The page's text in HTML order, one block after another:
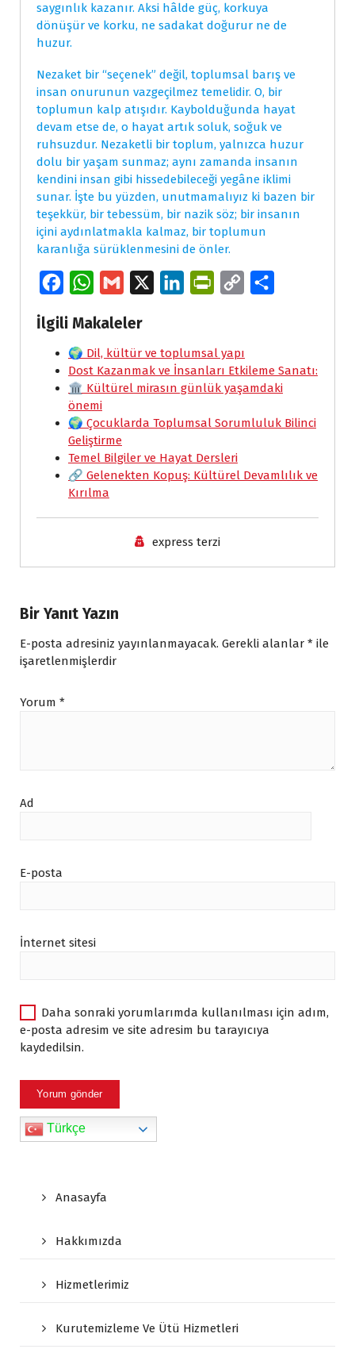
saygınlık kazanır. Aksi hâlde güç, korkuya
dönüşür ve korku, ne sadakat doğurur ne de
huzur.
Nezaket bir “seçenek” değil, toplumsal barış ve
insan onurunun vazgeçilmez temelidir. O, bir
toplumun kalp atışıdır. Kaybolduğunda hayat
devam etse de, o hayat artık soluk, soğuk ve
ruhsuzdur. Nezaketli bir toplum, yalnızca huzur
dolu bir yaşam sunmaz; aynı zamanda insanın
kendini insan gibi hissedebileceği yegâne iklimi
sunar. İşte bu yüzden, unutmamalıyız ki bazen bir
teşekkür, bir tebessüm, bir nazik söz; bir insanın
içini aydınlatmakla kalmaz, bir toplumun
karanlığa sürüklenmesini de önler.
c
e
b
o
o
k
W
a
t
s
A
p
p
a
i
l
k
e
I
n
t
r
e
d
l
y
L
n
e
İlgili Makaleler
🌍 Dil, kültür ve toplumsal yapı
Dost Kazanmak ve İnsanları Etkileme Sanatı:
🏛️ Kültürel mirasın günlük yaşamdaki
önemi
🌍 Çocuklarda Toplumsal Sorumluluk Bilinci
Geliştirme
Temel Bilgiler ve Hayat Dersleri
🔗 Gelenekten Kopuş: Kültürel Devamlılık ve
Kırılma
express terzi
Bir Yanıt Yazın
E-posta adresiniz yayınlanmayacak. Gerekli alanlar * ile
işaretlenmişlerdir
Yorum *
Ad
E-posta
İnternet sitesi
Daha sonraki yorumlarımda kullanılması için adım,
e-posta adresim ve site adresim bu tarayıcıya
kaydedilsin.
Türkçe
Anasayfa
Hakkımızda
Hizmetlerimiz
Kurutemizleme Ve Ütü Hizmetleri